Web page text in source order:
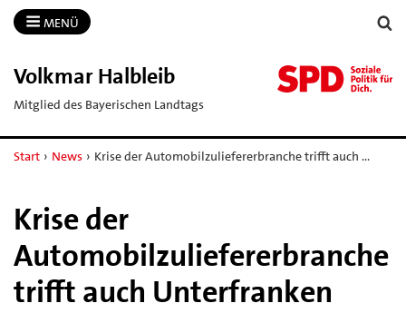
MENÜ
Volkmar Halbleib
Mitglied des Bayerischen Landtags
Start › News › Krise der Automobilzuliefererbranche trifft auch …
Krise der
Automobilzuliefererbranche
trifft auch Unterfranken